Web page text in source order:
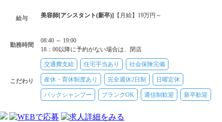
給与 美容師[アシスタント(新卒)] 【月給】19万円～
勤務時間
08:40 ～ 19:00
18：00以降に予約がない場合は、閉店
こだわり
交通費支給 住宅手当あり 社会保険完備
産休・育休制度あり 完全週休2日制 日曜定休
バックシャンプー ブランクOK 通信制歓迎 新卒歓迎